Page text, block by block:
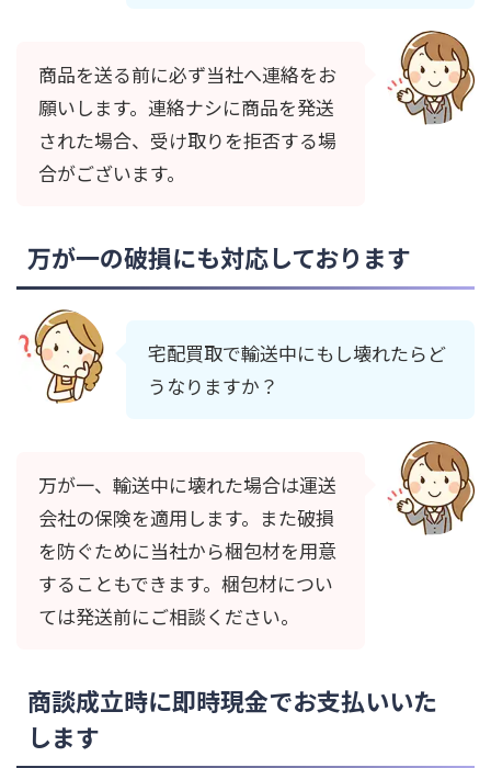
商品を送る前に必ず当社へ連絡をお
願いします。連絡ナシに商品を発送
された場合、受け取りを拒否する場
合がございます。
万が一の破損にも対応しております
宅配買取で輸送中にもし壊れたらど
うなりますか？
万が一、輸送中に壊れた場合は運送
会社の保険を適用します。また破損
を防ぐために当社から梱包材を用意
することもできます。梱包材につい
ては発送前にご相談ください。
商談成立時に即時現金でお支払いいた
します